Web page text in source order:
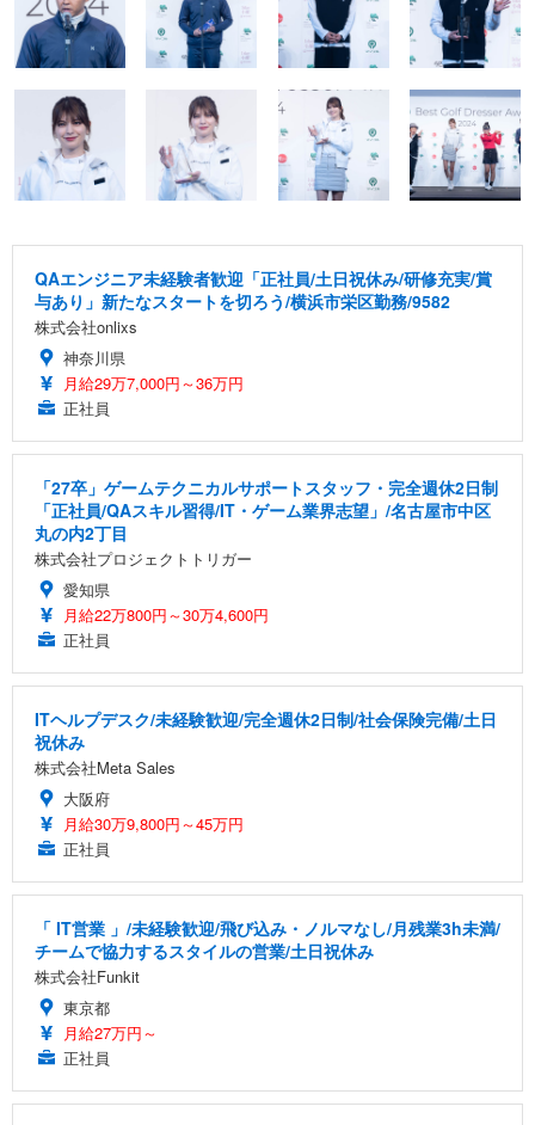
QAエンジニア未経験者歓迎「正社員/土日祝休み/研修充実/賞
与あり」新たなスタートを切ろう/横浜市栄区勤務/9582
株式会社onlixs
神奈川県
月給29万7,000円～36万円
正社員
「27卒」ゲームテクニカルサポートスタッフ・完全週休2日制
「正社員/QAスキル習得/IT・ゲーム業界志望」/名古屋市中区
丸の内2丁目
株式会社プロジェクトトリガー
愛知県
月給22万800円～30万4,600円
正社員
ITヘルプデスク/未経験歓迎/完全週休2日制/社会保険完備/土日
祝休み
株式会社Meta Sales
大阪府
月給30万9,800円～45万円
正社員
「 IT営業 」/未経験歓迎/飛び込み・ノルマなし/月残業3h未満/
チームで協力するスタイルの営業/土日祝休み
株式会社Funkit
東京都
月給27万円～
正社員